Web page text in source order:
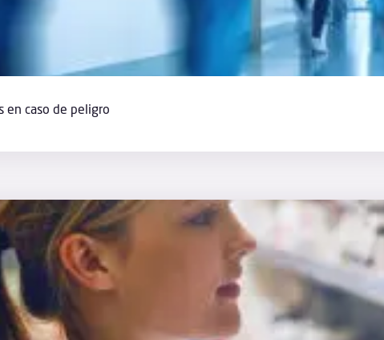
en caso de peligro